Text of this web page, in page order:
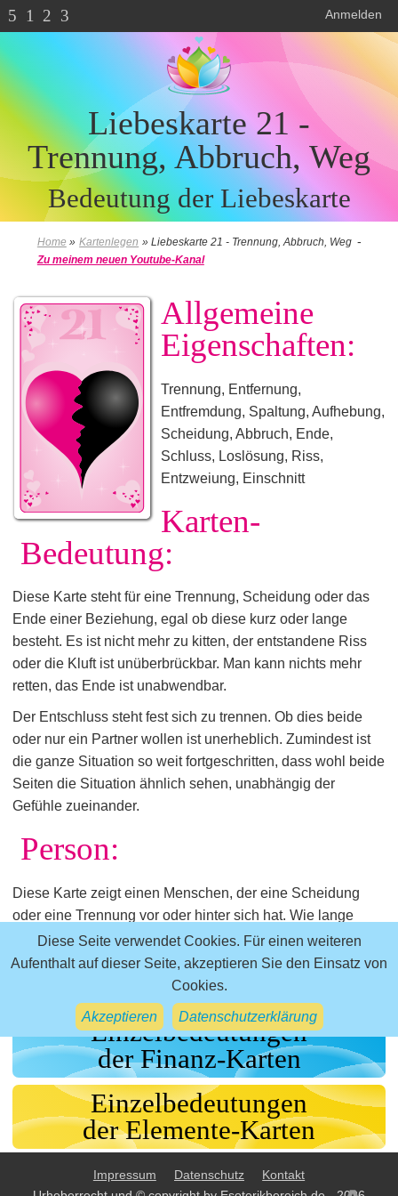
Diese Seite verwendet Cookies. Für einen weiteren
Aufenthalt auf dieser Seite, akzeptieren Sie den Einsatz von
Cookies.
Akzeptieren Datenschutzerklärung
5 1 2 3 Anmelden
Liebeskarte 21 -
Trennung, Abbruch, Weg
Bedeutung der Liebeskarte
Home » Kartenlegen » Liebeskarte 21 - Trennung, Abbruch, Weg -
Zu meinem neuen Youtube-Kanal
Allgemeine
Eigenschaften:
Trennung, Entfernung,
Entfremdung, Spaltung, Aufhebung,
Scheidung, Abbruch, Ende,
Schluss, Loslösung, Riss,
Entzweiung, Einschnitt
Karten-
Bedeutung:
Diese Karte steht für eine Trennung, Scheidung oder das
Ende einer Beziehung, egal ob diese kurz oder lange
besteht. Es ist nicht mehr zu kitten, der entstandene Riss
oder die Kluft ist unüberbrückbar. Man kann nichts mehr
retten, das Ende ist unabwendbar.
Der Entschluss steht fest sich zu trennen. Ob dies beide
oder nur ein Partner wollen ist unerheblich. Zumindest ist
die ganze Situation so weit fortgeschritten, dass wohl beide
Seiten die Situation ähnlich sehen, unabhängig der
Gefühle zueinander.
Person:
Diese Karte zeigt einen Menschen, der eine Scheidung
oder eine Trennung vor oder hinter sich hat. Wie lange
diese zurückliegt spielt keine Rolle, sondern ob es ihn
noch belastet.
zurück zur Übersicht aller 36 Liebeskarten
Einzelbedeutungen
der Finanz-Karten
Einzelbedeutungen
der Elemente-Karten
Impressum Datenschutz
Kontakt